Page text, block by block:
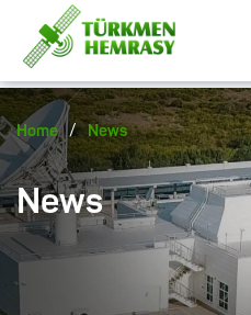
Home / News
News